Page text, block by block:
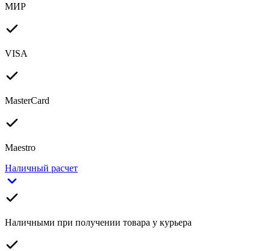
МИР
VISA
MasterCard
Maestro
Наличный расчет
Наличными при получении товара у курьера